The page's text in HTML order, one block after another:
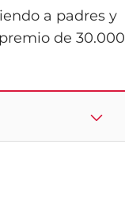
a padres y
de 30.000